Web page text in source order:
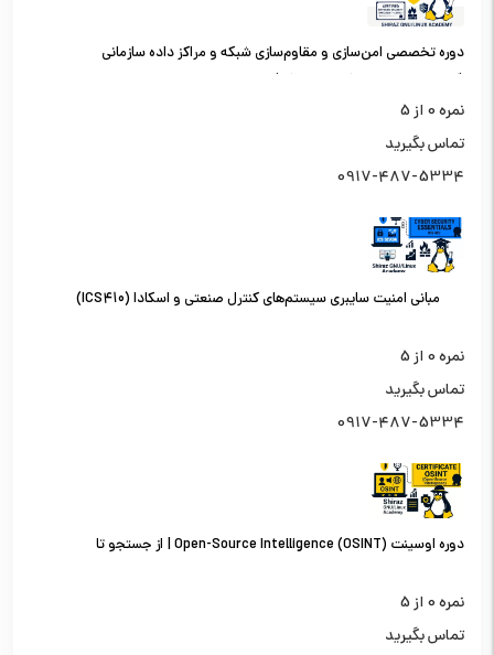
دوره تخصصی امن‌سازی و مقاوم‌سازی شبکه و مراکز داده سازمانی
(کارشناس امنیت شبکه سطح یک)
نمره0 از 5
تماس بگیرید
0917-487-5334
مبانی امنیت سایبری سیستم‌های کنترل صنعتی و اسکادا (ICS410)
نمره0 از 5
تماس بگیرید
0917-487-5334
دوره اوسینت (OSINT) Open-Source Intelligence | از جستجو تا
نمره0 از 5
تماس بگیرید